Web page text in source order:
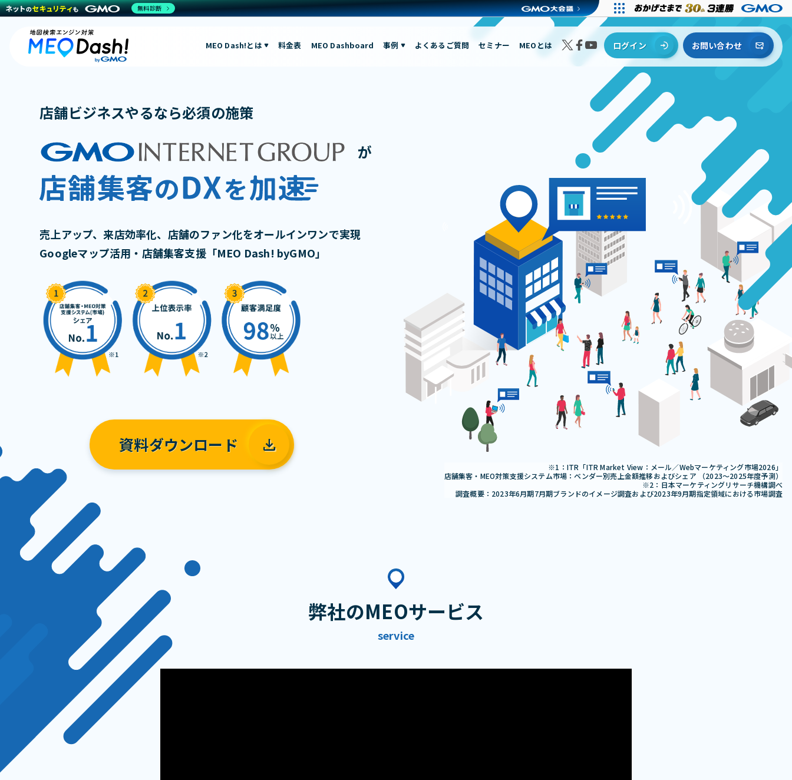
MEO Dash!とは 料金表 MEO Dashboard 事例 よくあるご質問 セミナー MEOとは ログイン お問い合わせ
店舗ビジネスやるなら必須の施策
が
売上アップ、来店効率化、店舗のファン化をオールインワンで実現
Googleマップ活用・店舗集客支援「MEO Dash! byGMO」
資料ダウンロード
ITR「ITR Market View：メール／Webマーケティング市場2026」
店舗集客・MEO対策支援システム市場：ベンダー別売上金額推移およびシェア （2023～2025年度予測）
日本マーケティングリサーチ機構調べ
調査概要：2023年6月期7月期ブランドのイメージ調査および2023年9月期指定領域における市場調査
弊社のMEOサービス
service
無料診断